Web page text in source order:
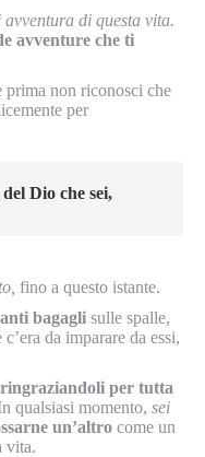
di questa vita.
avventure che ti
prima non riconosci che
per
Dio che sei,
fino a questo istante.
bagagli sulle spalle,
da imparare da essi,
per tutta
qualsiasi momento, sei
un’altro come un
vita.